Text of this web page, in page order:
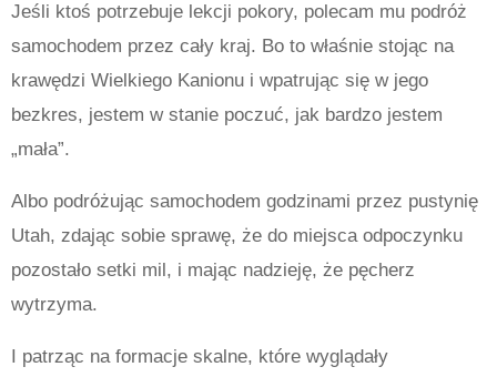
Jeśli ktoś potrzebuje lekcji pokory, polecam mu podróż
samochodem przez cały kraj. Bo to właśnie stojąc na
krawędzi Wielkiego Kanionu i wpatrując się w jego
bezkres, jestem w stanie poczuć, jak bardzo jestem
„mała”.
Albo podróżując samochodem godzinami przez pustynię
Utah, zdając sobie sprawę, że do miejsca odpoczynku
pozostało setki mil, i mając nadzieję, że pęcherz
wytrzyma.
I patrząc na formacje skalne, które wyglądały